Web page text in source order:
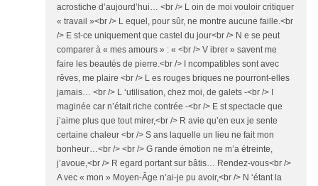
acrostiche d’aujourd’hui… <br /> L oin de moi vouloir critiquer
« travail »<br /> L equel, pour sûr, ne montre aucune faille.<br
/> E st-ce uniquement que castel du jour<br /> N e se peut
comparer à « mes amours » : « <br /> V ibrer » savent me
faire les beautés de pierre.<br /> I ncompatibles sont avec
rêves, me plaire <br /> L es rouges briques ne pourront-elles
jamais… <br /> L ‘utilisation, chez moi, de galets -<br /> I
maginée car n’était riche contrée -<br /> E st spectacle que
j’aime plus que tout mirer,<br /> R avie qu’en eux je sente
certaine chaleur <br /> S ans laquelle un lieu ne fait mon
bonheur…<br /> <br /> G rande émotion ne m’a étreinte,
j’avoue,<br /> R egard portant sur bâtis… Rendez-vous<br />
A vec « mon » Moyen-Âge n’ai-je pu avoir,<br /> N ‘étant la